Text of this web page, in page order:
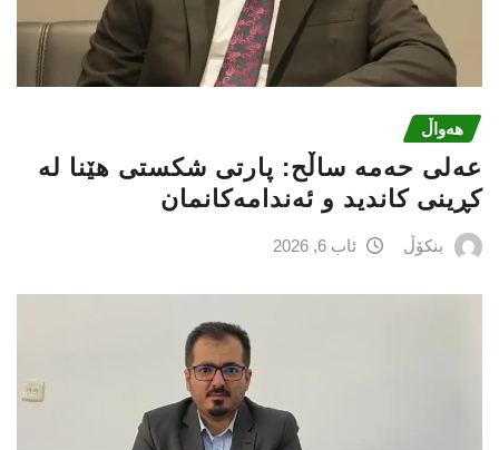
هەواڵ
عه‌لی‌ حه‌مه‌ ساڵح: پارتی‌ شكستی‌ هێنا له‌
كڕینی‌ كاندید و ئه‌ندامه‌كانمان
بنکۆڵ ئاب 6, 2026